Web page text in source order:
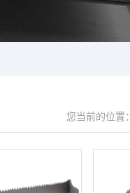
您当前的位置：